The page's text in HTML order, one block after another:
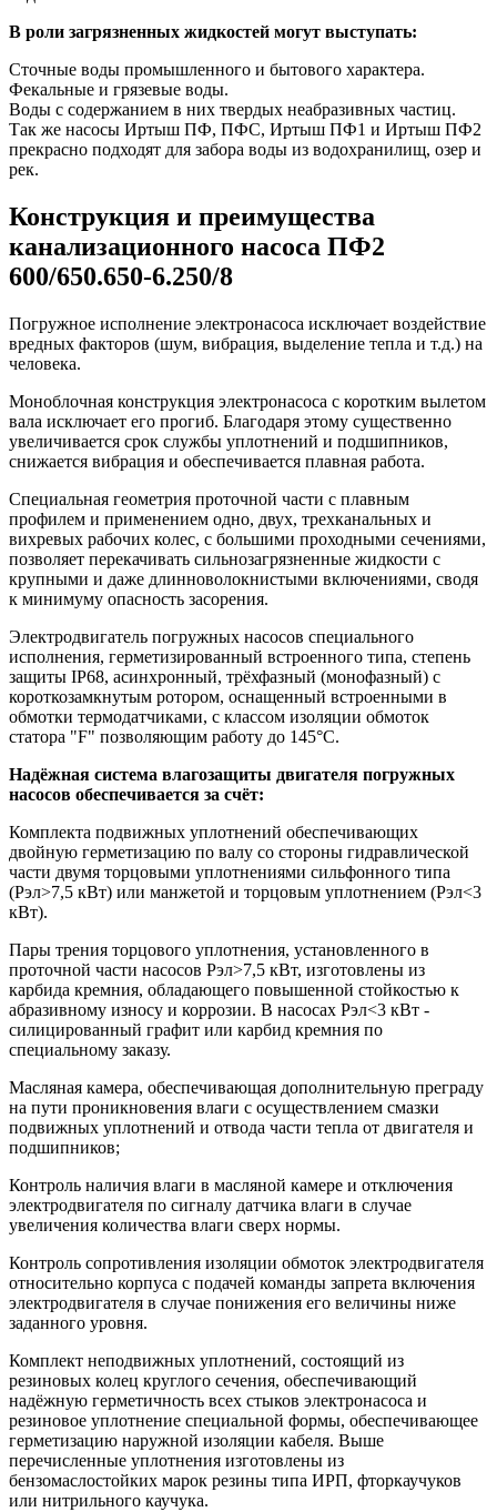
В роли загрязненных жидкостей могут выступать:
Сточные воды промышленного и бытового характера.
Фекальные и грязевые воды.
Воды с содержанием в них твердых неабразивных частиц.
Так же насосы Иртыш ПФ, ПФС, Иртыш ПФ1 и Иртыш ПФ2
прекрасно подходят для забора воды из водохранилищ, озер и
рек.
Конструкция и преимущества
канализационного насоса ПФ2
600/650.650-6.250/8
Погружное исполнение электронасоса исключает воздействие
вредных факторов (шум, вибрация, выделение тепла и т.д.) на
человека.
Моноблочная конструкция электронасоса с коротким вылетом
вала исключает его прогиб. Благодаря этому существенно
увеличивается срок службы уплотнений и подшипников,
снижается вибрация и обеспечивается плавная работа.
Специальная геометрия проточной части с плавным
профилем и применением одно, двух, трехканальных и
вихревых рабочих колес, с большими проходными сечениями,
позволяет перекачивать сильнозагрязненные жидкости с
крупными и даже длинноволокнистыми включениями, сводя
к минимуму опасность засорения.
Электродвигатель погружных насосов специального
исполнения, герметизированный встроенного типа, степень
защиты IP68, асинхронный, трёхфазный (монофазный) с
короткозамкнутым ротором, оснащенный встроенными в
обмотки термодатчиками, с классом изоляции обмоток
статора "F" позволяющим работу до 145°С.
Надёжная система влагозащиты двигателя погружных
насосов обеспечивается за счёт:
Комплекта подвижных уплотнений обеспечивающих
двойную герметизацию по валу со стороны гидравлической
части двумя торцовыми уплотнениями сильфонного типа
(Рэл>7,5 кВт) или манжетой и торцовым уплотнением (Рэл<3
кВт).
Пары трения торцового уплотнения, установленного в
проточной части насосов Рэл>7,5 кВт, изготовлены из
карбида кремния, обладающего повышенной стойкостью к
абразивному износу и коррозии. В насосах Рэл<3 кВт -
силицированный графит или карбид кремния по
специальному заказу.
Масляная камера, обеспечивающая дополнительную преграду
на пути проникновения влаги с осуществлением смазки
подвижных уплотнений и отвода части тепла от двигателя и
подшипников;
Контроль наличия влаги в масляной камере и отключения
электродвигателя по сигналу датчика влаги в случае
увеличения количества влаги сверх нормы.
Контроль сопротивления изоляции обмоток электродвигателя
относительно корпуса с подачей команды запрета включения
электродвигателя в случае понижения его величины ниже
заданного уровня.
Комплект неподвижных уплотнений, состоящий из
резиновых колец круглого сечения, обеспечивающий
надёжную герметичность всех стыков электронасоса и
резиновое уплотнение специальной формы, обеспечивающее
герметизацию наружной изоляции кабеля. Выше
перечисленные уплотнения изготовлены из
бензомаслостойких марок резины типа ИРП, фторкаучуков
или нитрильного каучука.